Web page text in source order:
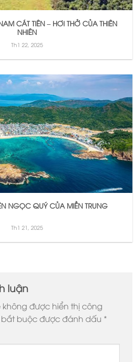
CÁT TIÊN – HƠI THỞ CỦA THIÊN
NHIÊN
Th1 22, 2025
NGỌC QUÝ CỦA MIỀN TRUNG
Th1 21, 2025
luận
không được hiển thị công
buộc được đánh dấu *